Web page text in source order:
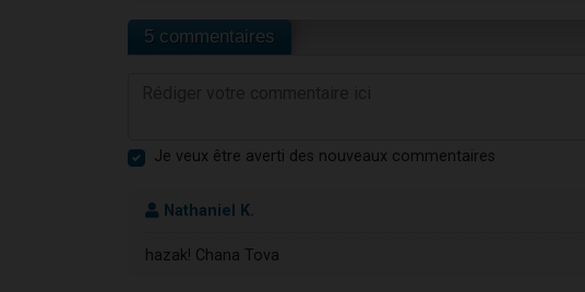
5 commentaires
Je veux être averti des nouveaux commentaires
Nathaniel K.
hazak! Chana Tova